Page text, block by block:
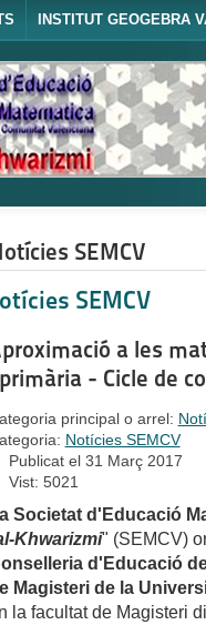
INSTITUT GEOGEBRA
SEMCV
SEMCV
a les
- Cicle de
principal o arrel:
Notícies SEMCV
Publicat el 31 Març 2017
Vist: 5021
Societat d'Educació
Khwarizmi" (SEMCV)
d'Educació
Magisteri de la
la facultat de Magisteri